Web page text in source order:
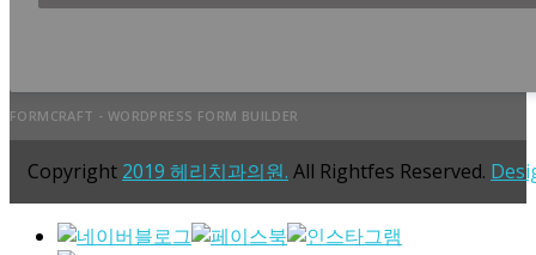
FORMCRAFT - WORDPRESS FORM BUILDER
Copyright 2019 헤리치과의원. All Rightfes Reserved.